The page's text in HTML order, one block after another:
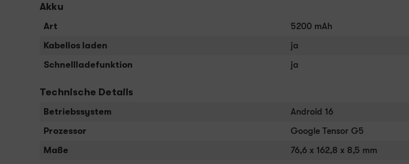
Akku
Art
5200 mAh
Kabellos laden
ja
Schnellladefunktion
ja
Technische Details
Betriebssystem
Android 16
Prozessor
Google Tensor G5
Maße
76,6 x 162,8 x 8,5 mm